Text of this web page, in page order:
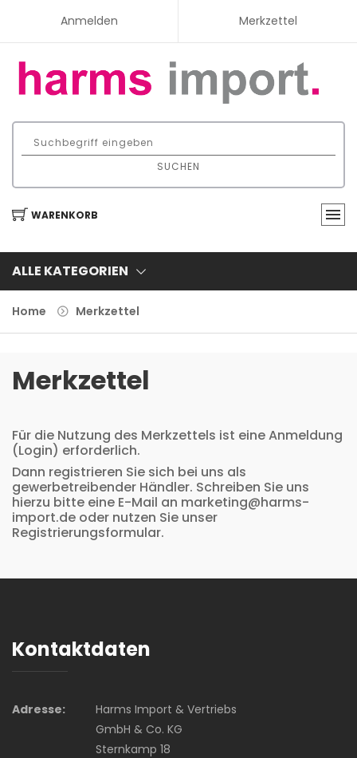
Anmelden Merkzettel
SUCHEN
WARENKORB
ALLE KATEGORIEN
Home Merkzettel
Merkzettel
Für die Nutzung des Merkzettels ist eine Anmeldung
(Login) erforderlich.
Dann registrieren Sie sich bei uns als
gewerbetreibender Händler. Schreiben Sie uns
hierzu bitte eine E-Mail an marketing@harms-
import.de oder nutzen Sie unser
Registrierungsformular.
Kontaktdaten
Adresse:
Harms Import & Vertriebs
GmbH & Co. KG
Sternkamp 18